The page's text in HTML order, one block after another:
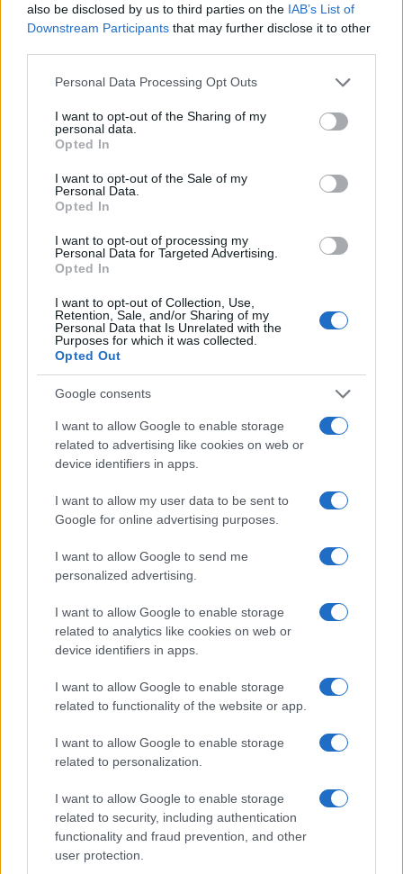
also be disclosed by us to third parties on the IAB’s List of
Downstream Participants that may further disclose it to other
Please note that this website/app uses one or more Google
not limited to your visit or usage behaviour. You may click to
grant or deny consent to Google and its third-party tags to
use your data for below specified purposes in below Google
consent section.
Personal Data Processing Opt Outs
I want to opt-out of the Sharing of my
personal data.
Opted In
I want to opt-out of the Sale of my
Personal Data.
Opted In
I want to opt-out of processing my
Personal Data for Targeted Advertising.
Opted In
I want to opt-out of Collection, Use,
Retention, Sale, and/or Sharing of my
Personal Data that Is Unrelated with the
Purposes for which it was collected.
Opted Out
Google consents
I want to allow Google to enable storage
related to advertising like cookies on web or
device identifiers in apps.
I want to allow my user data to be sent to
Google for online advertising purposes.
I want to allow Google to send me
personalized advertising.
I want to allow Google to enable storage
related to analytics like cookies on web or
device identifiers in apps.
I want to allow Google to enable storage
related to functionality of the website or app.
I want to allow Google to enable storage
related to personalization.
I want to allow Google to enable storage
related to security, including authentication
functionality and fraud prevention, and other
user protection.
fari come quello di
Gatteville, ogni costruzione
Questa guida intende essere uno schema flessibile:
adatti i tempi alle sue curiosità, mescoli natura,
storia e sapori locali. Per chi organizza il viaggio
soluzione più pratica; per chi preferisce fermarsi
più a lungo, dormire vicino ai luoghi principali
consente di vivere le attrazioni con calma e in
diverse luci del giorno.
AUTORE
Martina Marchesi
ha coperto il piano urbanistico di Firenze,
sostenendo una linea editoriale basata
sull'analisi documentale. Vicedirettrice, porta
un dettaglio personale riconoscibile: una
agenda.